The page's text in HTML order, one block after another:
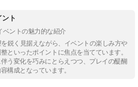
ント
ベントの魅力的な紹介
鋭く見据えながら、イベントの楽しみ方や
といったポイントに焦点を当てています。
う変化を巧みにとらえつつ、プレイの醍醐
構成となっています。